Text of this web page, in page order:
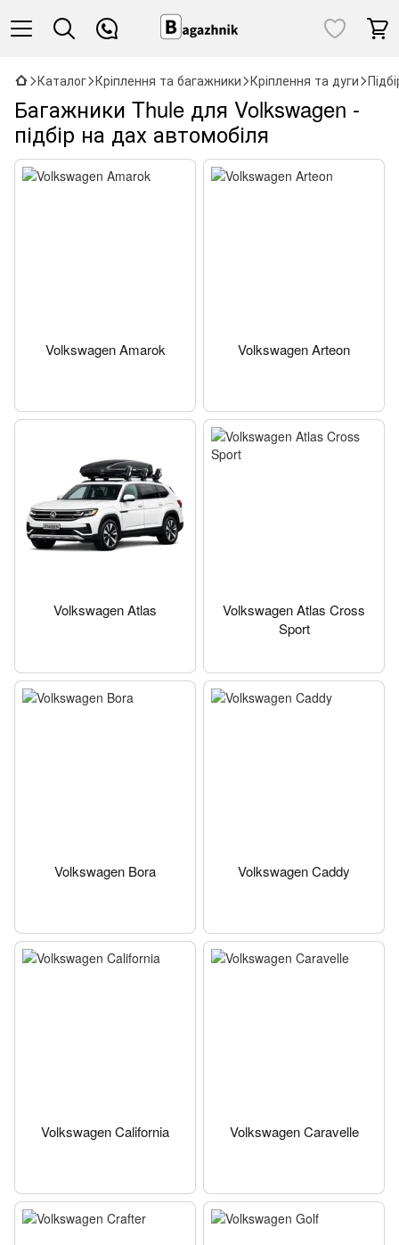
Каталог Кріплення та багажники Кріплення та дуги
Багажники Thule для Volkswagen -
підбір на дах автомобіля
Volkswagen Amarok Volkswagen Arteon
Volkswagen Atlas
Volkswagen Atlas Cross
Sport
Volkswagen Bora Volkswagen Caddy
Volkswagen California Volkswagen Caravelle